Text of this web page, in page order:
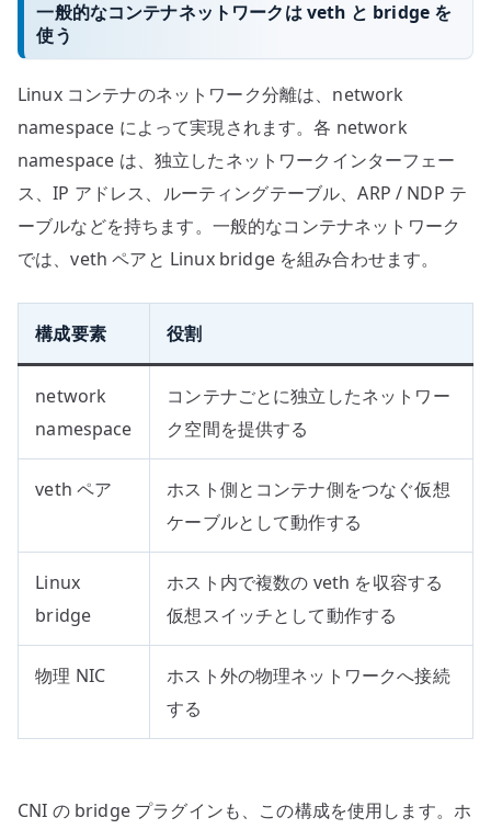
一般的なコンテナネットワークは veth と bridge を
使う
Linux コンテナのネットワーク分離は、network
namespace によって実現されます。各 network
namespace は、独立したネットワークインターフェー
ス、IP アドレス、ルーティングテーブル、ARP / NDP テ
ーブルなどを持ちます。一般的なコンテナネットワーク
では、veth ペアと Linux bridge を組み合わせます。
構成要素 役割
network
namespace
コンテナごとに独立したネットワー
ク空間を提供する
veth ペア
ホスト側とコンテナ側をつなぐ仮想
ケーブルとして動作する
Linux
bridge
ホスト内で複数の veth を収容する
仮想スイッチとして動作する
物理 NIC
ホスト外の物理ネットワークへ接続
する
CNI の bridge プラグインも、この構成を使用します。ホ